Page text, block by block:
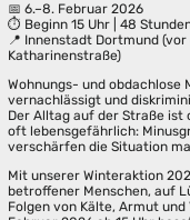
📅 6.–8. Februar 2026
⏱️ Beginn 15 Uhr | 48
📍 Innenstadt Dortmund (vor
Katharinenstraße)
Wohnungs- und
vernachlässigt und
Der Alltag auf der Straße ist
oft lebensgefährlich:
verschärfen die Situation
Mit unserer Winteraktion
betroffener Menschen, auf
Folgen von Kälte, Armut